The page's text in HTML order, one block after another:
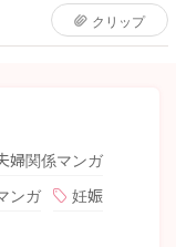
クリップ
婦関係マンガ
ンガ
妊娠